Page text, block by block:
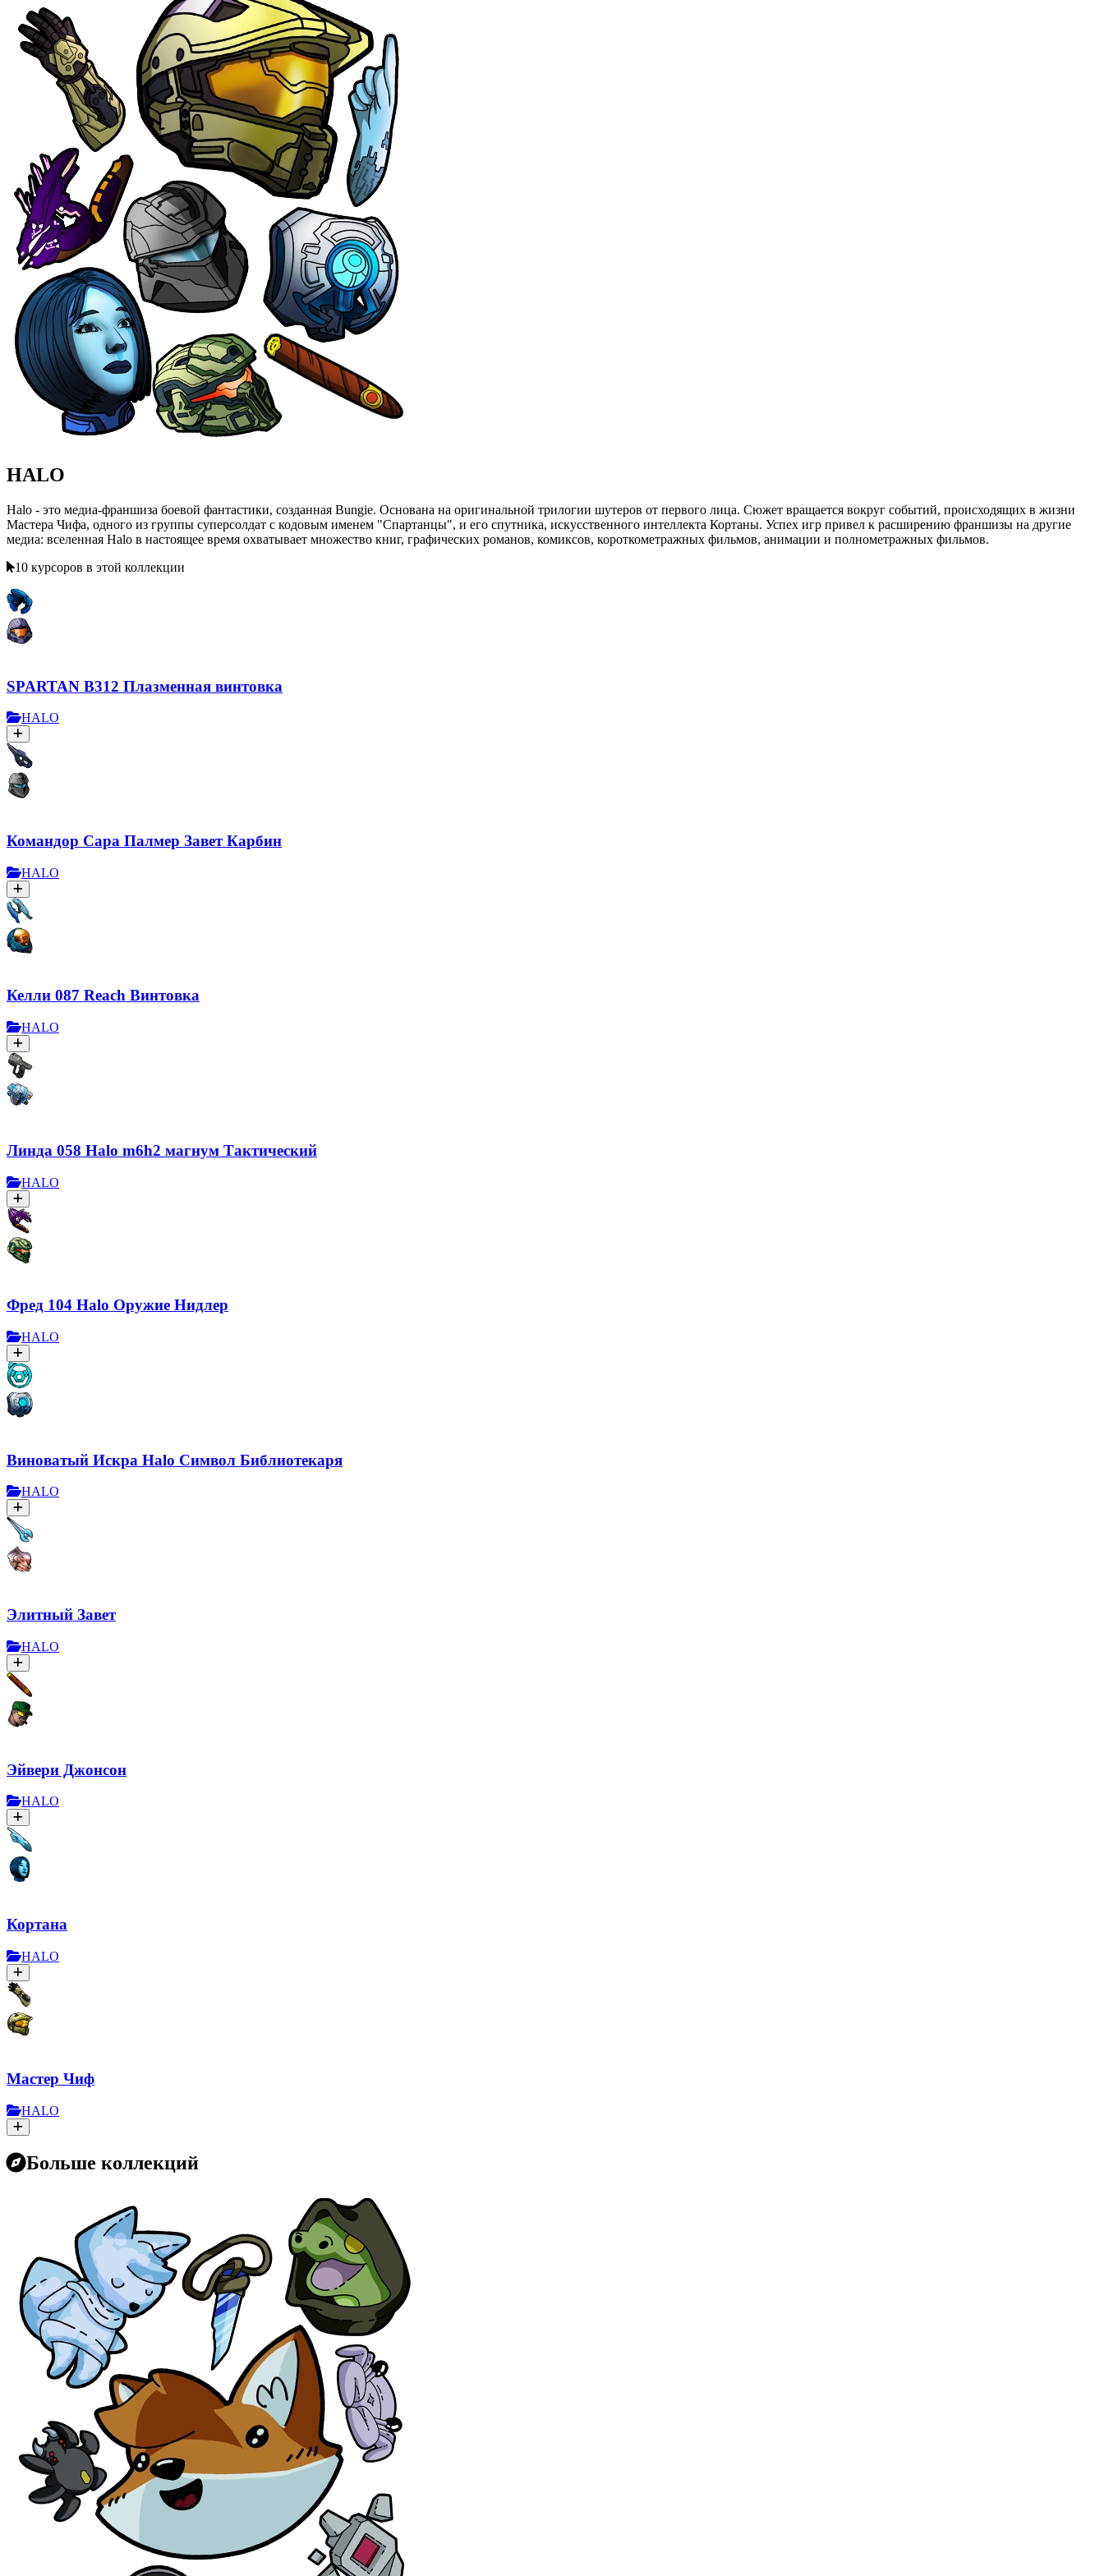
HALO
Halo - это медиа-франшиза боевой фантастики, созданная Bungie. Основана на оригинальной трилогии шутеров от первого лица. Сюжет вращается вокруг событий, происходящих в жизни
Мастера Чифа, одного из группы суперсолдат с кодовым именем "Спартанцы", и его спутника, искусственного интеллекта Кортаны. Успех игр привел к расширению франшизы на другие
медиа: вселенная Halo в настоящее время охватывает множество книг, графических романов, комиксов, короткометражных фильмов, анимации и полнометражных фильмов.
10 курсоров в этой коллекции
SPARTAN B312 Плазменная винтовка
HALO
Командор Сара Палмер Завет Карбин
HALO
Келли 087 Reach Винтовка
HALO
Линда 058 Halo m6h2 магнум Тактический
HALO
Фред 104 Halo Оружие Нидлер
HALO
Виноватый Искра Halo Символ Библиотекаря
HALO
Элитный Завет
HALO
Эйвери Джонсон
HALO
Кортана
HALO
Мастер Чиф
HALO
Больше коллекций